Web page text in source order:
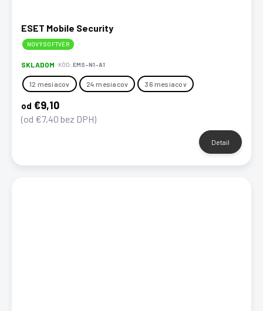
ESET Mobile Security
NOVÝ SOFTVÉR
SKLADOM KÓD: EMS-N1-A1
12 mesiacov 24 mesiacov 36 mesiacov
od €9,10
(od €7,40 bez DPH)
Detail